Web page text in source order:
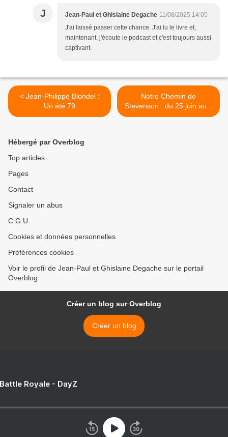
J Jean-Paul et Ghislaine Degache 11/08/2025 14:05
J'ai laissé passer cette chance. J'ai lu le livre et,
maintenant, j'écoute le podcast et c'est toujours aussi
captivant.
< Jean-Philippe Blondel :
Un été 79
Notre Chemin de
Stevenson : du 25 juin au 8
juillet 2025. >
Hébergé par Overblog
Top articles
Pages
Contact
Signaler un abus
C.G.U.
Cookies et données personnelles
Préférences cookies
Voir le profil de Jean-Paul et Ghislaine Degache sur le portail
Overblog
Créer un blog sur Overblog
Créer un blog
Royale - DayZ